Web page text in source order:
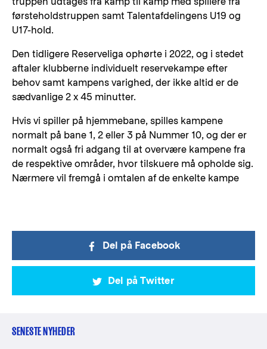
førsteholdstruppen samt Talentafdelingens U19 og
U17-hold.
Den tidligere Reserveliga ophørte i 2022, og i stedet
aftaler klubberne individuelt reservekampe efter
behov samt kampens varighed, der ikke altid er de
sædvanlige 2 x 45 minutter.
Hvis vi spiller på hjemmebane, spilles kampene
normalt på bane 1, 2 eller 3 på Nummer 10, og der er
normalt også fri adgang til at overvære kampene fra
de respektive områder, hvor tilskuere må opholde sig.
Nærmere vil fremgå i omtalen af de enkelte kampe
Del på Facebook
Del på Twitter
SENESTE NYHEDER